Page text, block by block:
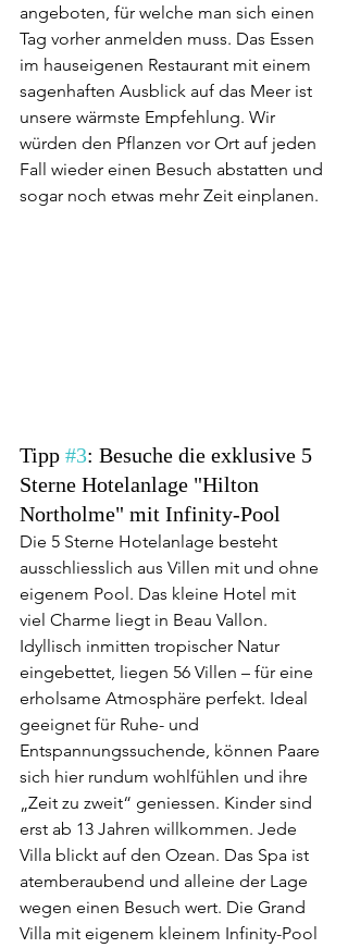
angeboten, für welche man sich einen
Tag vorher anmelden muss. Das Essen
im hauseigenen Restaurant mit einem
sagenhaften Ausblick auf das Meer ist
unsere wärmste Empfehlung. Wir
würden den Pflanzen vor Ort auf jeden
Fall wieder einen Besuch abstatten und
sogar noch etwas mehr Zeit einplanen.
Tipp #3: Besuche die exklusive 5
Sterne Hotelanlage "Hilton
Northolme" mit Infinity-Pool
Die 5 Sterne Hotelanlage besteht
ausschliesslich aus Villen mit und ohne
eigenem Pool. Das kleine Hotel mit
viel Charme liegt in Beau Vallon.
Idyllisch inmitten tropischer Natur
eingebettet, liegen 56 Villen – für eine
erholsame Atmosphäre perfekt. Ideal
geeignet für Ruhe- und
Entspannungssuchende, können Paare
sich hier rundum wohlfühlen und ihre
„Zeit zu zweit“ geniessen. Kinder sind
erst ab 13 Jahren willkommen. Jede
Villa blickt auf den Ozean. Das Spa ist
atemberaubend und alleine der Lage
wegen einen Besuch wert. Die Grand
Villa mit eigenem kleinem Infinity-Pool